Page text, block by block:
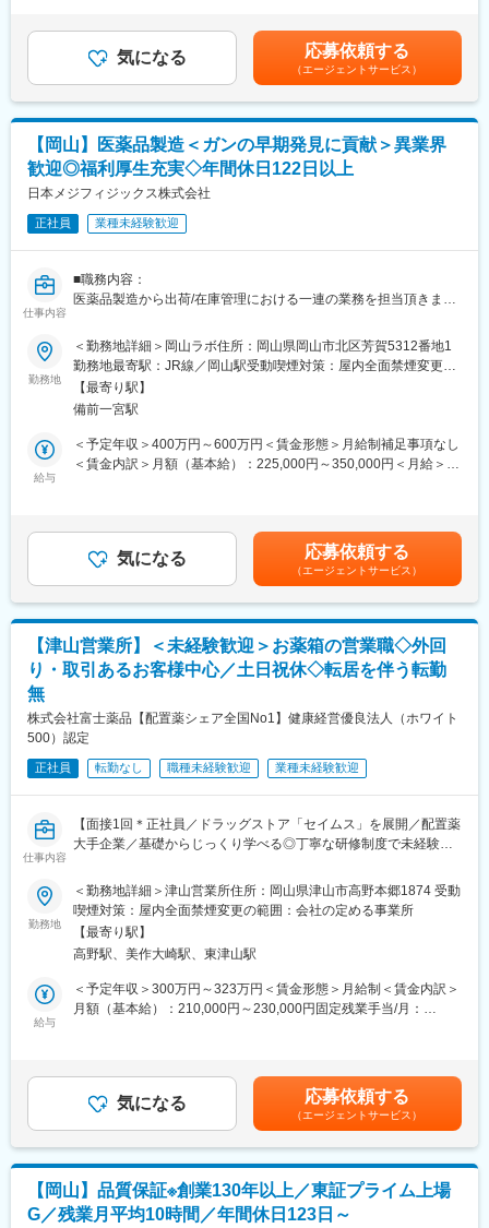
1）チーフ（店長）やエリアマネージャー、ブランド責任者のよう
なマネジメントを目指せます
2）ピアスグループ内の様々な美容ブランドへ異動して新たな職種
にチャレンジできます
3）本社で人事・製品プロモーション・マーケティングなどに携わ
れるチャンスもあります
■就業環境：
・当社製品を特別価格で購入可能。働きながら自身も美しくなれ
■具体的には
・薬機法、食品衛生法等関連法規に基づく運用及びその確認
■配属組織
品質保証部門（35名）
中途入社の方も多く馴染みやすい環境です。
■福利厚生、働き方
年間休日123日、土日祝休み、転勤なし。岡山で腰を据えて働け
ます。
独身寮や、NAGASEグループの福利厚生も利用可能です。
勤務地は岡山内の三つの工場からいずれかにて配属します。
■当社の特徴
（1）1883年に水飴製造からスタートした当社は、独創的な研究
に取り組む研究開発型企業として歩み続け、バイオテクノロジー
や機能性色素の技術をベースに幅広い分野で事業を展開していま
拓、販売、物流等、商社・長瀬産業が有する幅広い機能のバック
アップを得て、世界へ進出しています。更に今後NAGASEグルー
術の研究開発を一層深化させ、様々な分野でイノベーションを起
こし続けるオンリーワン企業となる事を目指しています。また、
「誠実に正道を歩む」というNAGASEグループの理念の下、世界
の顧客に真に価値ある製品を供給し岡山をベースにグローバルに
事業を展開しています。
変更の範囲：会社の定める業務
支給■各種手当：別途支給賃金はあくまでも目安の金額であり、選
考を通じて上下する可能性があります。月給(月額)は固定手当を含
めた表記です。
気になる 応募依頼する
（エージェントサービス）
【岡山】医薬品製造＜ガンの早期発見に貢献＞異業界
歓迎◎福利厚生充実◇年間休日122日以上
日本メジフィジックス株式会社
正社員 業種未経験歓迎
仕事内容
■職務内容：
医薬品製造から出荷/在庫管理における一連の業務を担当頂きま
医薬品製造業務をレクチャーします。
■職務詳細
・医薬品原料生成のための機械（サイクロトロン）の操作、管理
・医薬品原料を合成装置にて製剤化（合成装置を用いた合成操作
と調整）
・出荷のための包装及び梱包
■働き方補足：
下記いずれかパターンの勤務時間で1勤務1週間ごと（1シフト/1週
～7:15、22:15～6:45、2:00～10:30、3:15～11:45、19:30～
4:00、5:45～14:15、7:00～15:30、1:30～10:00、4:00～12:30、
0:15～8:45、17:00～1:30、6:30～15:00
出荷時間/作業内容の変更に伴い、業務上シフトがごくまれに変更
となる場合があります。
■やりがい：
に大きな影響を及ぼします。質の高い製品を作ることができれ
ば、より多くの方が救われることになる、大きなやりがいを感じ
■当社について：
主な事業分野であるSPECT・PETと呼ばれる核医学検査は、生体
内の微妙な変化を捉えて画像化する「分子イメージング」という
ります。特にPET検査はがん診療に必要不可欠なツールとなりま
したが、当社は2005年に国内初のPET検査用放射性医薬品の承認
れた技術と経験を生かし、非臨床・臨床のステージでPETイメー
ジングを創薬活動のツールとして活用頂くための受託事業も行っ
変更の範囲：会社の定める業務
勤務地
＜勤務地詳細＞岡山ラボ住所：岡山県岡山市北区芳賀5312番地1
勤務地最寄駅：JR線／岡山駅受動喫煙対策：屋内全面禁煙変更の
範囲：会社の定める事業所
【最寄り駅】
備前一宮駅
給与
＜予定年収＞400万円～600万円＜賃金形態＞月給制補足事項なし
＜賃金内訳＞月額（基本給）：225,000円～350,000円＜月給＞
績のターゲット100％達成の場合支給■昇給：年1回賃金はあくま
でも目安の金額であり、選考を通じて上下する可能性がありま
す。月給(月額)は固定手当を含めた表記です。
気になる 応募依頼する
（エージェントサービス）
【津山営業所】＜未経験歓迎＞お薬箱の営業職◇外回
り・取引あるお客様中心／土日祝休◇転居を伴う転勤
無
株式会社富士薬品【配置薬シェア全国No1】健康経営優良法人（ホワイト
500）認定
正社員 転勤なし 職種未経験歓迎 業種未経験歓迎
仕事内容
【面接1回＊正社員／ドラッグストア「セイムス」を展開／配置薬
大手企業／基礎からじっくり学べる◎丁寧な研修制度で未経験の
■職務内容：
担当エリアのお客様（個人宅や企業）へ訪問し、配置薬（お薬
箱）や健康食品の提案をお任せします。
※既に、取引のあるお客様先を訪問するスタイルです。
＜仕事の流れ＞
たり20～30分程度）
・健康相談、新商品・サービスのご提案 など
※一部、新たに配置薬を置いていただくお客様への訪問がありま
勤務地
＜勤務地詳細＞津山営業所住所：岡山県津山市高野本郷1874 受動
喫煙対策：屋内全面禁煙変更の範囲：会社の定める事業所
【最寄り駅】
高野駅、美作大崎駅、東津山駅
給与
＜予定年収＞300万円～323万円＜賃金形態＞月給制＜賃金内訳＞
月額（基本給）：210,000円～230,000円固定残業手当/月：
年収は当社規定に基づき、年齢や経験に応じて決定します。・昇
給：年1回（4月）＜モデル給与＞※入社3年目平均基本給＋各種手
当＋業績連動給→総支給月額344,141円※業績連動給：月の予算達
成や売り上げに対して支払われます。賃金はあくまでも目安の金
額であり、選考を通じて上下する可能性があります。月給(月額)は
固定手当を含めた表記です。
気になる 応募依頼する
（エージェントサービス）
【岡山】品質保証※創業130年以上／東証プライム上場
G／残業月平均10時間／年間休日123日～